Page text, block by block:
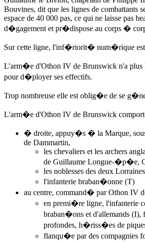
Bouvines, dit que les lignes de combattants
espace de 40 000 pas, ce qui ne laisse pas
d�gagement et pr�dispose au corps �
Sur cette ligne, l'inf�riorit� num�rique
L'arm�e d'Othon IV de Brunswick n'a plus
pour d�ployer ses effectifs.
Trop nombreuse elle est oblig�e de se
L'arm�e d'Othon IV de Brunswick
� droite, appuy�s � la Marque, sous
de Dammartin,
les chevaliers et les archers
de Guillaume Longue-�p�e,
les noblesses des deux
l'infanterie braban�onne (T)
au centre, command� par Othon IV
en premi�re ligne, l'infanterie
braban�ons et d'allemands (I),
profondes, h�riss�es de
flanqu�e par des compagnies